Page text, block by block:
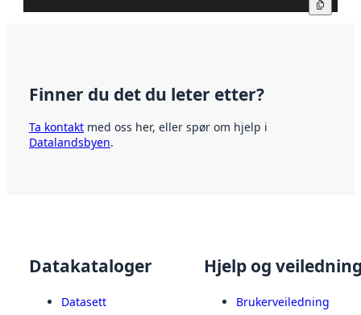
Finner du det du leter etter?
Ta kontakt med oss her, eller spør om hjelp i
Datalandsbyen.
Datakataloger
Datasett
Hjelp og
Brukerveiledning